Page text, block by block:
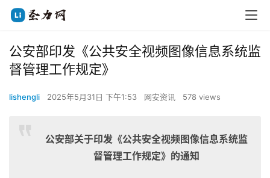
公安部印发《公共安全视频图像信息系统监
督管理工作规定》
lishengli 2025年5月31日 下午1:53 网安资讯 578 views
公安部关于印发《公共安全视频图像信息系统监
督管理工作规定》的通知